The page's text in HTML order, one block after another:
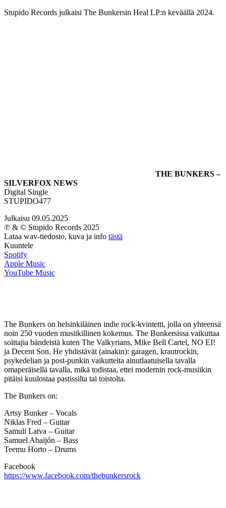
Stupido Records julkaisi The Bunkersin Heal LP:n keväällä 2024.
THE BUNKERS –
SILVERFOX NEWS
Digital Single
STUPIDO477
Julkaisu 09.05.2025
℗ & © Stupido Records 2025
Lataa wav-tiedosto, kuva ja info tästä
Kuuntele
Spotify
Apple Music
YouTube Music
The Bunkers on helsinkiläinen indie rock-kvintetti, jolla on yhteensä
noin 250 vuoden musiikillinen kokemus. The Bunkersissa vaikuttaa
soittajia bändeistä kuten The Valkyrians, Mike Bell Cartel, NO EI!
ja Decent Son. He yhdistävät (ainakin): garagen, krautrockin,
psykedelian ja post-punkin vaikutteita ainutlaatuisella tavalla
omaperäisellä tavalla, mikä todistaa, ettei modernin rock-musiikin
pitäisi kuulostaa pastissilta tai toistolta.
The Bunkers on:
Artsy Bunker – Vocals
Niklas Fred – Guitar
Samuli Latva – Guitar
Samuel Abaijón – Bass
Teemu Horto – Drums
Facebook
https://www.facebook.com/thebunkersrock